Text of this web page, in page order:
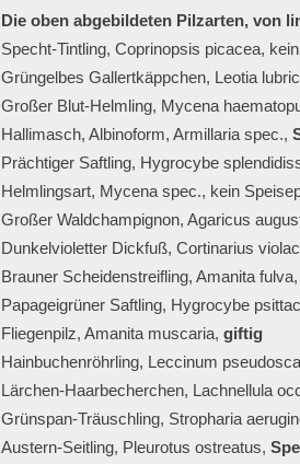
Die oben abgebildeten Pilzarten, von
Specht-Tintling, Coprinopsis picacea,
Grüngelbes Gallertkäppchen, Leotia
Großer Blut-Helmling, Mycena
Hallimasch, Albinoform, Armillaria spec.,
Prächtiger Saftling, Hygrocybe
Helmlingsart, Mycena spec., kein
Großer Waldchampignon, Agaricus
Dunkelvioletter Dickfuß, Cortinarius
Brauner Scheidenstreifling, Amanita fulva,
Papageigrüner Saftling, Hygrocybe
Fliegenpilz, Amanita muscaria, giftig
Hainbuchenröhrling, Leccinum
Lärchen-Haarbecherchen, Lachnellula
Grünspan-Träuschling, Stropharia
Austern-Seitling, Pleurotus ostreatus,